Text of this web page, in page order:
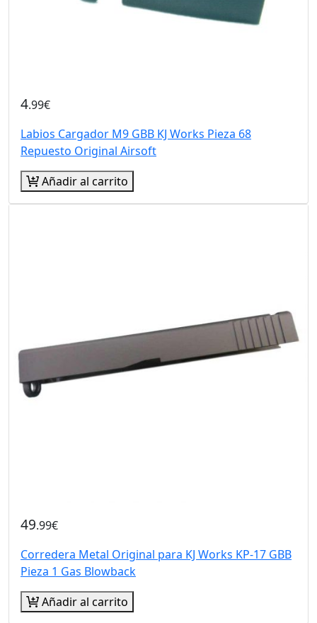
4.99€
Labios Cargador M9 GBB KJ Works Pieza 68
Repuesto Original Airsoft
Añadir al carrito
49.99€
Corredera Metal Original para KJ Works KP-17 GBB
Pieza 1 Gas Blowback
Añadir al carrito